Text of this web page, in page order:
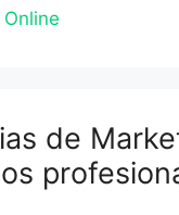
de